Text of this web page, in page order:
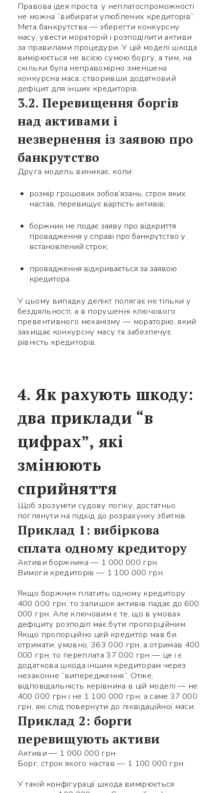
Правова ідея проста: у неплатоспроможності
не можна “вибирати улюблених кредиторів”.
Мета банкрутства — зберегти конкурсну
масу, увести мораторій і розподілити активи
за правилами процедури. У цій моделі шкода
вимірюється не всією сумою боргу, а тим, на
скільки була неправомірно зменшена
конкурсна маса, створивши додатковий
дефіцит для інших кредиторів.
3.2. Перевищення боргів
над активами і
незвернення із заявою про
банкрутство
Друга модель виникає, коли:
розмір грошових зобов’язань, строк яких
настав, перевищує вартість активів;
боржник не подає заяву про відкриття
провадження у справі про банкрутство у
встановлений строк;
провадження відкривається за заявою
кредитора.
У цьому випадку делікт полягає не тільки у
бездіяльності, а в порушенні ключового
превентивного механізму — мораторію, який
захищає конкурсну масу та забезпечує
рівність кредиторів.
4. Як рахують шкоду:
два приклади “в
цифрах”, які
змінюють
сприйняття
Щоб зрозуміти судову логіку, достатньо
поглянути на підхід до розрахунку збитків.
Приклад 1: вибіркова
сплата одному кредитору
Активи боржника — 1 000 000 грн.
Вимоги кредиторів — 1 100 000 грн.
Якщо боржник платить одному кредитору
400 000 грн, то залишок активів падає до 600
000 грн. Але ключовим є те, що в умовах
дефіциту розподіл має бути пропорційним.
Якщо пропорційно цей кредитор мав би
отримати, умовно, 363 000 грн, а отримав 400
000 грн, то переплата 37 000 грн — це і є
додаткова шкода іншим кредиторам через
незаконне “випередження”. Отже,
відповідальність керівника в цій моделі — не
400 000 грн і не 1 100 000 грн, а саме 37 000
грн, які слід повернути до ліквідаційної маси.
Приклад 2: борги
перевищують активи
Активи — 1 000 000 грн.
Борг, строк якого настав — 1 100 000 грн.
У такій конфігурації шкода вимірюється
Яке питання Символів: 0/240
Заповніть потрібні поля
Використайте ваш
смартфон щоб вважати QR-
додати мене до контактів.